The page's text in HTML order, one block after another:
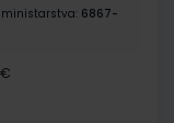
ministarstva: 6867-